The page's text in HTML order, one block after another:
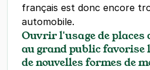
français est donc encore
automobile.
Ouvrir l'usage de places
au grand public favorise
de nouvelles formes de